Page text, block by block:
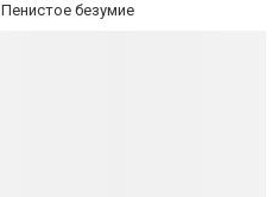
Пенистое безумие